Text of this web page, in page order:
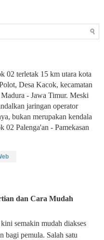
02 terletak 15 km utara kota
Desa Kacok, kecamatan
- Jawa Timur. Meski
jaringan operator
bukan merupakan kendala
Palenga'an - Pamekasan
dan Cara Mudah
semakin mudah diakses
bagi pemula. Salah satu